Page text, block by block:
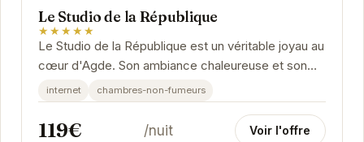
Le Studio de la République
★★★★★
Le Studio de la République est un véritable joyau au
cœur d'Agde. Son ambiance chaleureuse et son
décor élégant créent un cadre idéal pour un...
internet chambres-non-fumeurs
119€ /nuit Voir l'offre